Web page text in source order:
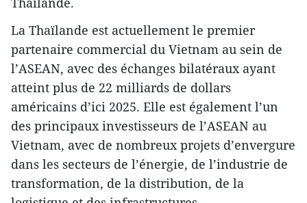
La Thaïlande est actuellement le premier
partenaire commercial du Vietnam au sein de
l’ASEAN, avec des échanges bilatéraux ayant
atteint plus de 22 milliards de dollars
américains d’ici 2025. Elle est également l’un
des principaux investisseurs de l’ASEAN au
Vietnam, avec de nombreux projets d’envergure
dans les secteurs de l’énergie, de l’industrie de
transformation, de la distribution, de la